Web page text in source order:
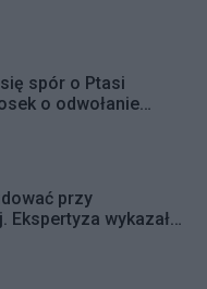
spór o Ptasi
o odwołanie
Rady Dzielnicy
przy
Ekspertyza wykazała
pod